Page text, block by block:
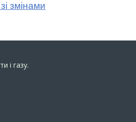
змінами
і газу.